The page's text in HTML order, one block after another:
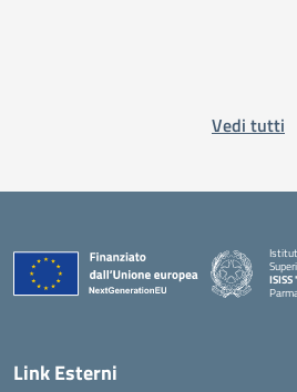
Vedi tutti
Link Esterni